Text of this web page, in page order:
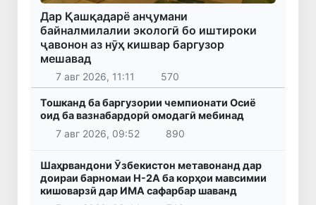
Дар Қашқадарё анҷумани
байналмилалии экологӣ бо иштироки
ҷавонон аз нӯҳ кишвар баргузор
мешавад
7 авг 2026, 11:11 570
Тошканд ба баргузории чемпионати Осиё
оид ба вазнабардорӣ омодагӣ мебинад
7 авг 2026, 09:52
890
Шаҳрвандони Ӯзбекистон метавонанд дар
доираи барномаи H-2A ба корҳои мавсимии
кишоварзӣ дар ИМА сафарбар шаванд